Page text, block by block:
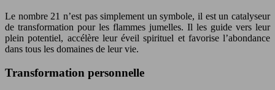
Le nombre 21 n’est pas simplement un symbole, il est un catalyseur
de transformation pour les flammes jumelles. Il les guide vers leur
plein potentiel, accélère leur éveil spirituel et favorise l’abondance
dans tous les domaines de leur vie.
Transformation personnelle